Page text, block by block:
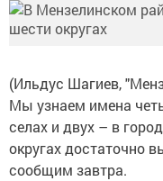
(Ильдус Шагиев,
Мы узнаем имена
селах и двух – в
округах достаточно
сообщим завтра.